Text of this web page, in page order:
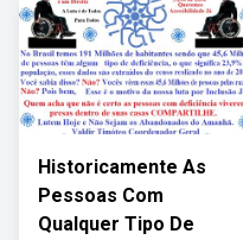
Historicamente As
Pessoas Com
Qualquer Tipo De